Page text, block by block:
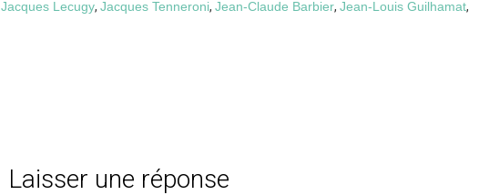
Jacques Lecugy, Jacques Tenneroni, Jean-Claude Barbier, Jean-Louis Guilhamat,
Laisser une réponse